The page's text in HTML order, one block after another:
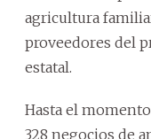
agricultura
proveedores del
estatal.
Hasta el
328 negocios de